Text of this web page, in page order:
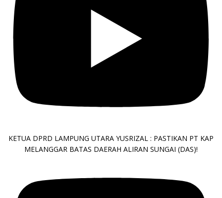
KETUA DPRD LAMPUNG UTARA YUSRIZAL : PASTIKAN PT KAP
MELANGGAR BATAS DAERAH ALIRAN SUNGAI (DAS)!